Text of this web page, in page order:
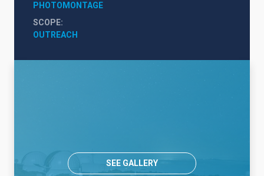
PHOTOMONTAGE
SCOPE
OUTREACH
SEE GALLERY